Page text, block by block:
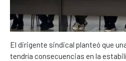
El dirigente sindical planteó que
tendría consecuencias en la